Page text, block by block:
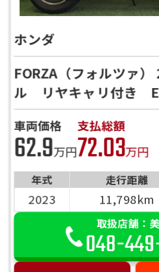
ホンダ
FORZA（フォルツァ
ル リヤキャリ付き
車両価格
62.9万円
支払総額
72.03万円
年式 走行距離
2023 11,798km
取扱店舗：
048-